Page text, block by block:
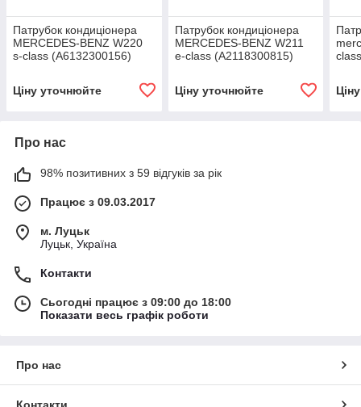
Патрубок кондиціонера
MERCEDES-BENZ W220
s-class (A6132300156)
Ціну уточнюйте
Патрубок кондиціонера
MERCEDES-BENZ W211
e-class (A2118300815)
Ціну уточнюйте
Про нас
98% позитивних з 59 відгуків за рік
Працює з 09.03.2017
м. Луцьк
Луцьк, Україна
Контакти
Сьогодні працює з 09:00 до 18:00
Показати весь графік роботи
Про нас